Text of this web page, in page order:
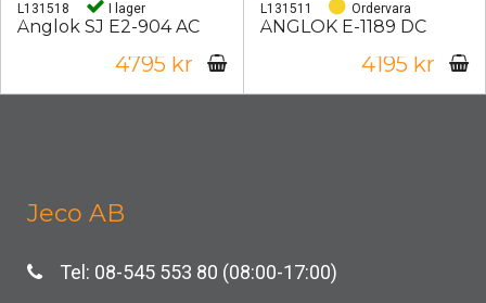
L131518 I lager
Ånglok SJ E2-904 AC
4795 kr
L131511 Ordervara
ÅNGLOK E-1189 DC
4195 kr
Jeco AB
Tel: 08-545 553 80 (08:00-17:00)